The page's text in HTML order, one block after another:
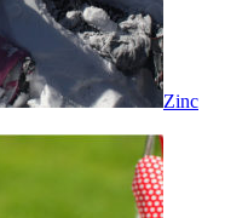
Zinc